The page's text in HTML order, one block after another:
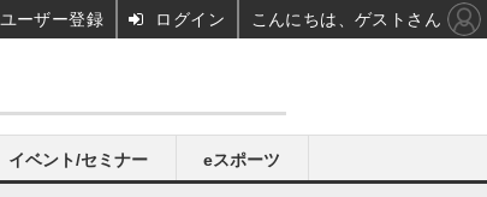
イベント/セミナー eスポーツ
ユーザー登録 ログイン こんにちは、ゲストさん